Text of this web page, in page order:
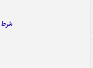
شرط